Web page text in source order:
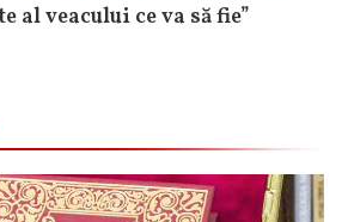
al veacului ce va să fie”